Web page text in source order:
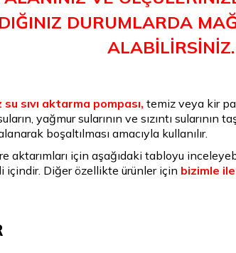
DURUMLARDA
sıvı aktarma pompası, temiz veya kir
yağmur sularının ve sızıntı
boşaltılması amacıyla kullanılır.
aktarımları için aşağıdaki tabloyu
Diğer özellikte ürünler için bizimle